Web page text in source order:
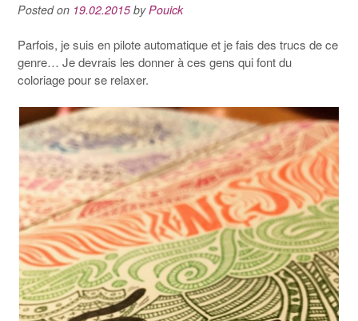
Posted on 19.02.2015 byPouick
Parfois, je suis en pilote automatique et je fais des trucs de ce
genre… Je devrais les donner à ces gens qui font du
coloriage pour se relaxer.